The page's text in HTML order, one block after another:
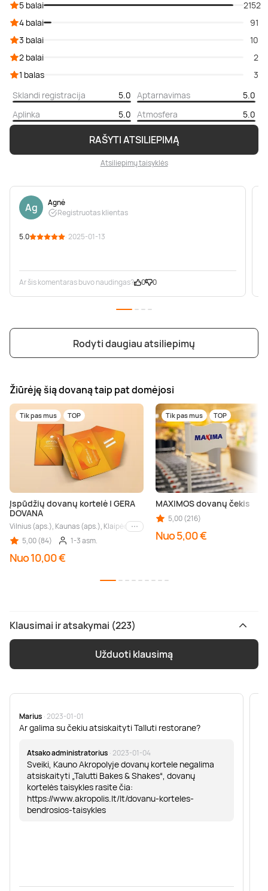
RAŠYTI ATSILIEPIMĄ
Atsiliepimų taisyklės
5 balai
2152
4 balai
91
3 balai
10
2 balai
2
1 balas
3
Sklandi registracija
5.0 Aptarnavimas
5.0
Aplinka
5.0 Atmosfera 5.0
Ag
Agnė
Registruotas klientas
5.0 · 2025-01-13
Ar šis komentaras buvo naudingas? 0 0
Rodyti daugiau atsiliepimų
Žiūrėję šią dovaną taip pat domėjosi
Tik pas mus TOP
Įspūdžių dovanų kortelė | GERA
DOVANA
Vilnius (aps.), Kaunas (aps.), Klaipėda (aps.), Palanga (aps.), Nida (aps.),
Kiti miestai
5,00 (84)
1-3 asm.
Nuo 10,00 €
Tik pas mus TOP
MAXIMOS dovanų čekis
5,00 (216)
Nuo 5,00 €
Klausimai ir atsakymai (223)
Užduoti klausimą
Marius · 2023-01-01
Ar galima su čekiu atsiskaityti Talluti restorane?
Atsako administratorius · 2023-01-04
Sveiki, Kauno Akropolyje dovanų kortele negalima
atsiskaityti „Talutti Bakes & Shakes“, dovanų
kortelės taisykles rasite čia:
https://www.akropolis.lt/lt/dovanu-korteles-
bendrosios-taisykles